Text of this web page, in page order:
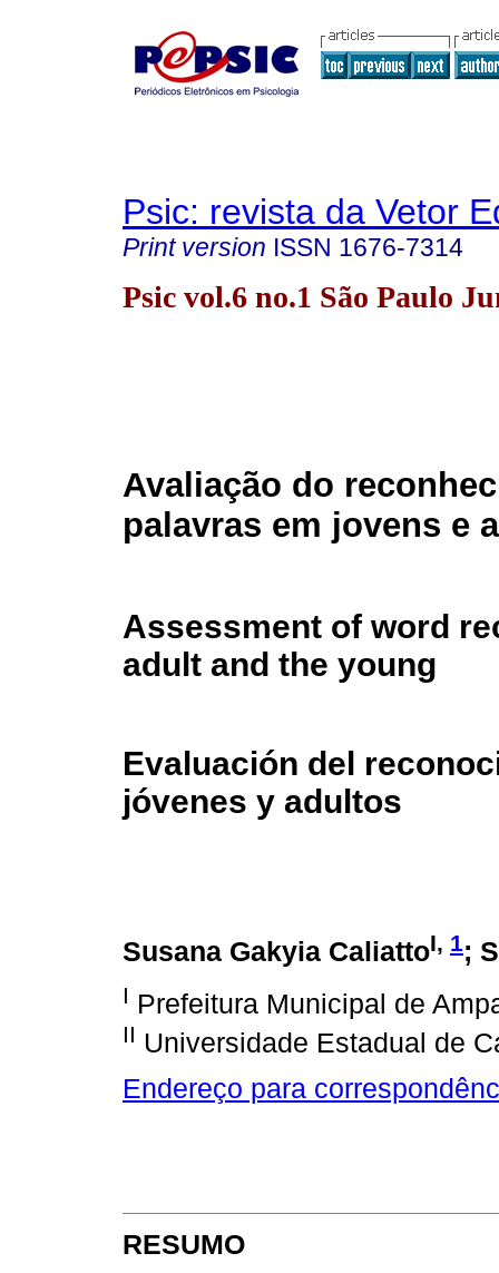
Psic: revista da Vetor
Print version ISSN 1676-7314
Psic vol.6 no.1 São Paulo
Avaliação do
palavras em jovens e
Assessment of word
adult and the young
Evaluación del
jóvenes y adultos
Susana Gakyia CaliattoI, 1;
I Prefeitura Municipal de
II Universidade Estadual de
Endereço para
RESUMO